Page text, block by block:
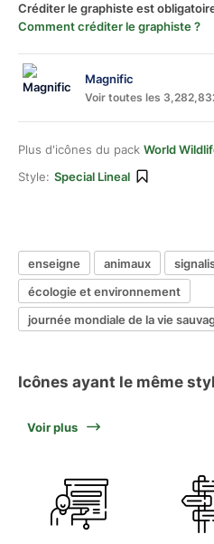
Créditer le graphiste est
Comment créditer le graphiste ?
Magnific
Voir toutes les
Plus d'icônes du pack World
Style: Special Lineal
enseigne animaux
écologie et environnement
journée mondiale de la vie
Icônes ayant le même
Voir plus